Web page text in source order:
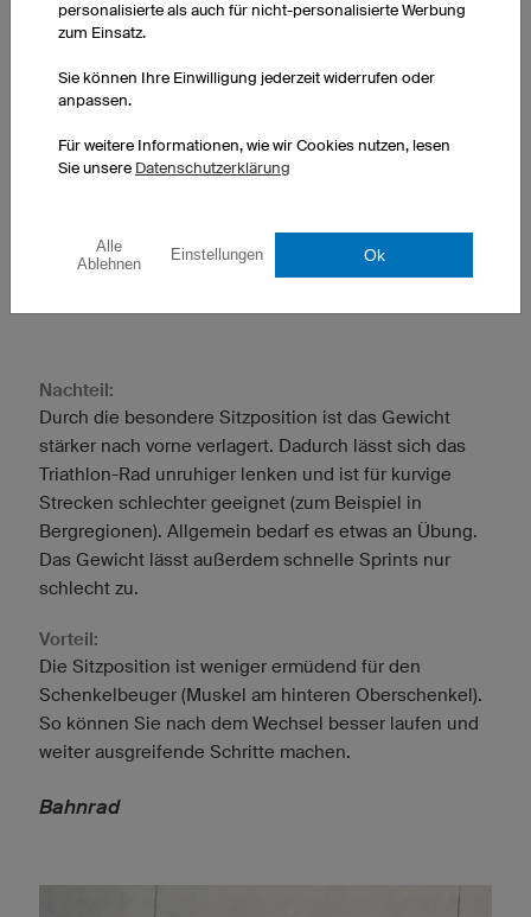
kann.
Das Zeitfahrrad besitzt hohe Felgen und wenig
Speichen.
Lenker:
Die Unterarme liegen auf gepolsterten Schalen auf
Anzeige
Nachteil:
Durch die besondere Sitzposition ist das Gewicht
stärker nach vorne verlagert. Dadurch lässt sich das
Triathlon-Rad unruhiger lenken und ist für kurvige
Strecken schlechter geeignet (zum Beispiel in
Bergregionen). Allgemein bedarf es etwas an Übung.
Das Gewicht lässt außerdem schnelle Sprints nur
schlecht zu.
Vorteil:
Die Sitzposition ist weniger ermüdend für den
Schenkelbeuger (Muskel am hinteren Oberschenkel).
So können Sie nach dem Wechsel besser laufen und
weiter ausgreifende Schritte machen.
Bahnrad
personalisierte als auch für nicht-personalisierte Werbung
zum Einsatz.
Sie können Ihre Einwilligung jederzeit widerrufen oder
anpassen.
Für weitere Informationen, wie wir Cookies nutzen, lesen
Sie unsere Datenschutzerklärung
Alle
Ablehnen
Einstellungen Ok